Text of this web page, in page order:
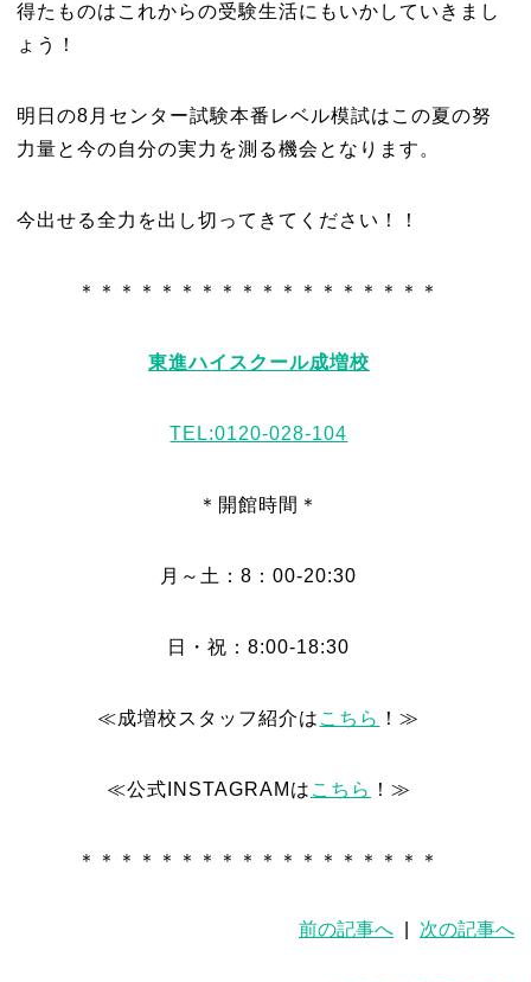
得たものはこれからの受験生活にもいかしていきまし
ょう！
明日の8月センター試験本番レベル模試はこの夏の努
力量と今の自分の実力を測る機会となります。
今出せる全力を出し切ってきてください！！
＊＊＊＊＊＊＊＊＊＊＊＊＊＊＊＊＊＊
東進ハイスクール成増校
TEL:0120-028-104
＊開館時間＊
月～土：8：00-20:30
日・祝：8:00-18:30
≪成増校スタッフ紹介は こちら ！≫
≪公式INSTAGRAMは こちら ！≫
＊＊＊＊＊＊＊＊＊＊＊＊＊＊＊＊＊＊
前の記事へ 次の記事へ